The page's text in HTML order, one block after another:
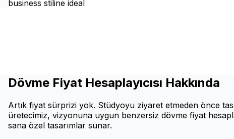
business stiline ideal
Dövme Fiyat Hesaplayıcısı Hakkında
Artık fiyat sürprizi yok. Stüdyoyu ziyaret etmeden önce
üretecimiz, vizyonuna uygun benzersiz dövme fiyat
sana özel tasarımlar sunar.